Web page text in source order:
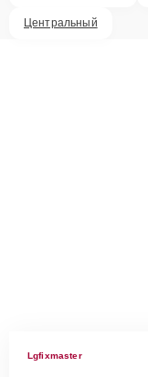
Центральный
Lgfixmaster